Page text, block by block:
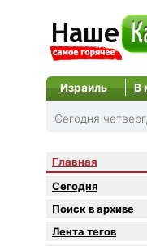
Израиль В
Сегодня
Главная
Сегодня
Поиск в архиве
Лента тегов